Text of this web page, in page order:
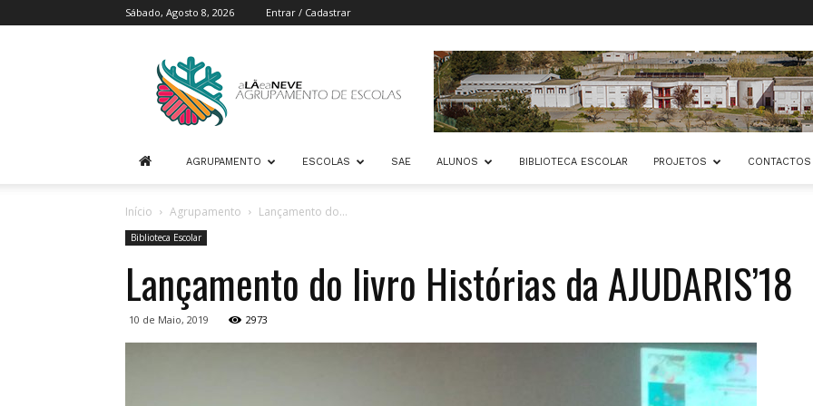
Sábado, Agosto 8, 2026 Entrar / Cadastrar
Agrupamento
de
Escolas
A
AGRUPAMENTO ESCOLAS SAE ALUNOS BIBLIOTECA ESCOLAR PROJETOS CONTACTOS
Início Agrupamento Lançamento do...
Biblioteca Escolar
Lançamento do livro Histórias da AJUDARIS’18
10 de Maio, 2019 2973